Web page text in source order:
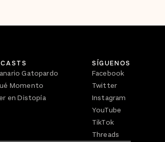
Gatopardo
Momento
en Distopía
SÍGUENOS
Facebook
Twitter
Instagram
YouTube
TikTok
Threads